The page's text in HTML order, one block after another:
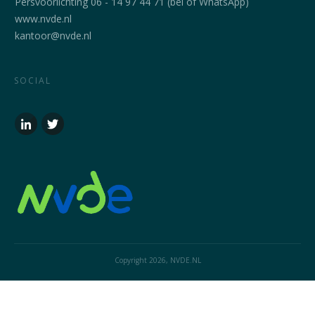
www.nvde.nl
kantoor@nvde.nl
SOCIAL
Copyright 2026, NVDE.NL